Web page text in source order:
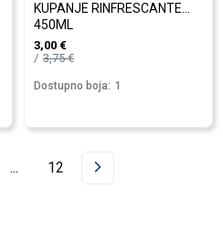
KUPANJE RINFRESCANTE
450ML
3,00 €
3,75€
Dostupno boja: 1
... 12